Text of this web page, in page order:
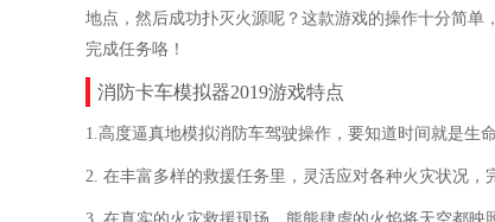
地点，然后成功扑灭火源呢？这款游戏的操作十分简
完成任务咯！
消防卡车模拟器2019游戏特点
1.高度逼真地模拟消防车驾驶操作，要知道时间就是生
2. 在丰富多样的救援任务里，灵活应对各种火灾状况，